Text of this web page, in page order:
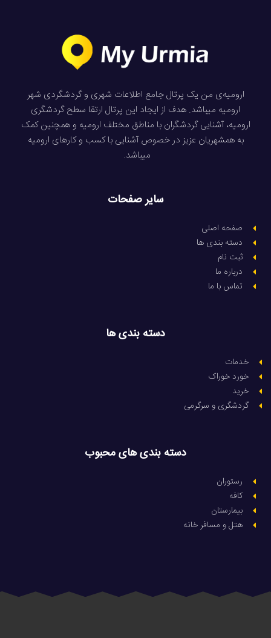
ارومیه‌ی من یک پرتال جامع اطلاعات شهری و گردشگردی شهر
ارومیه میباشد. هدف از ایجاد این پرتال ارتقا سطح گردشگری
ارومیه، آشنایی گردشگران با مناطق مختلف ارومیه و همچنین کمک
به همشهریان عزیز در خصوص آشنایی با کسب و کارهای ارومیه
میباشد.
سایر صفحات
صفحه اصلی
دسته بندی ها
ثبت نام
درباره ما
تماس با ما
دسته بندی ها
خدمات
خورد خوراک
خرید
گردشگری و سرگرمی
دسته بندی های محبوب
رستوران
کافه
بیمارستان
هتل و مسافر خانه